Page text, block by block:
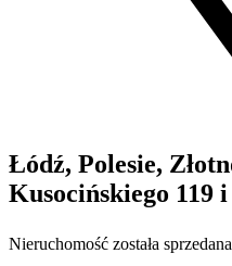
Łódź, Polesie,
Kusocińskiego 119 i
Nieruchomość została sprzedana